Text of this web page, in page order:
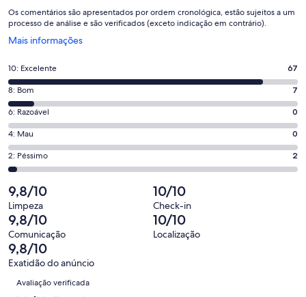
Os comentários são apresentados por ordem cronológica, estão sujeitos a um
processo de análise e são verificados (exceto indicação em contrário).
Mais informações
Abre
nova
Pontuação
de
10,
o
que
significa
“Excelente”.
67
de
76
avaliações.
10: Excelente 67
Pontuação
de
8,
o
que
significa
“Bom”.
7
de
76
avaliações.
8: Bom 7
Pontuação
de
6,
o
que
significa
“Razoável”.
0
de
76
avaliações.
6: Razoável 0
Pontuação
de
4,
que
significa
“Mau”.
0
de
76
avaliações.
4: Mau 0
Pontuação
de
2,
o
que
significa
“Péssimo”.
2
de
76
2: Péssimo 2
9,8/10
Limpeza
10/10
Check-in
9,8/10
Comunicação
10/10
Localização
9,8/10
Exatidão do anúncio
Avaliações
Avaliação verificada